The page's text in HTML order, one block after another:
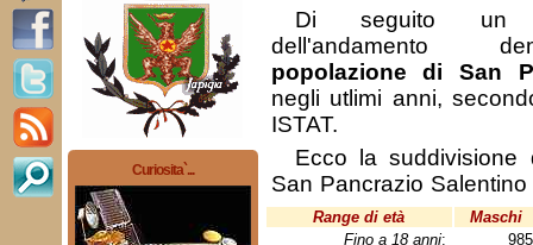
Curiosita`...
Di seguito un
dell'andamento
popolazione di San
negli utlimi anni,
ISTAT.
Ecco la suddivisione
San Pancrazio
Range di età
Maschi
Fino a 18 anni: